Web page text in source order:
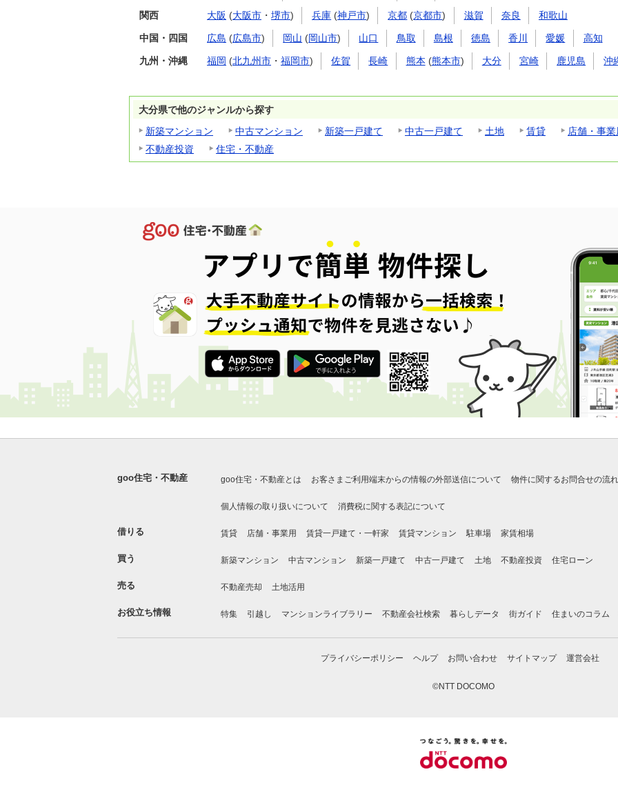
関西 大阪 (大阪市 ・ 堺市) 兵庫 (神戸市) 京都 (京都市) 滋賀 奈良 和歌山
中国・四国 広島 (広島市) 岡山 (岡山市) 山口 鳥取 島根 徳島 香川 愛媛 高知
九州・沖縄 福岡 (北九州市 ・ 福岡市) 佐賀 長崎 熊本 (熊本市) 大分 宮崎 鹿児島 沖
大分県で他のジャンルから探す
新築マンション
中古マンション 新築一戸建て 中古一戸建て 土地 賃貸
店舗・事業
不動産投資
住宅・不動産
goo住宅・不動産 goo住宅・不動産とは お客さまご利用端末からの情報の外部送信について 物件に関するお問合せの流れ
個人情報の取り扱いについて 消費税に関する表記について
借りる 賃貸 店舗・事業用 賃貸一戸建て・一軒家 賃貸マンション 駐車場 家賃相場
買う 新築マンション 中古マンション 新築一戸建て 中古一戸建て 土地 不動産投資 住宅ローン
売る 不動産売却 土地活用
お役立ち情報 特集 引越し マンションライブラリー 不動産会社検索 暮らしデータ 街ガイド 住まいのコラム
プライバシーポリシー ヘルプ お問い合わせ サイトマップ 運営会社
©NTT DOCOMO